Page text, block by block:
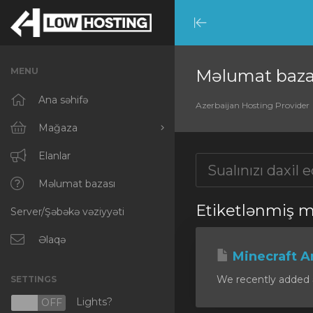
Minimize
Menu
MENU
Ana səhifə
Mağaza
Hamısına baxın
RKVMPROTECTED
IKVMPROTECTED
XKVMPROTECTED
Protected Web Hosting
Elanlar
Məlumat bazası
Server/Şəbəkə vəziyyəti
Əlaqə
SETTINGS
OFF Lights?
Məlumat
Azerbaijan Hosting Provider
Etiketlənmiş
Minecraft
We recently added